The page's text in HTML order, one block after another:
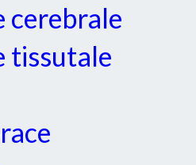
cerebrale
tissutale